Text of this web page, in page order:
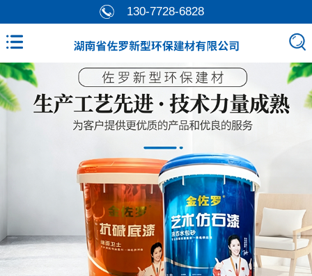
130-7728-6828